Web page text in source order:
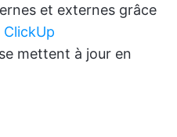
et externes grâce
mettent à jour en